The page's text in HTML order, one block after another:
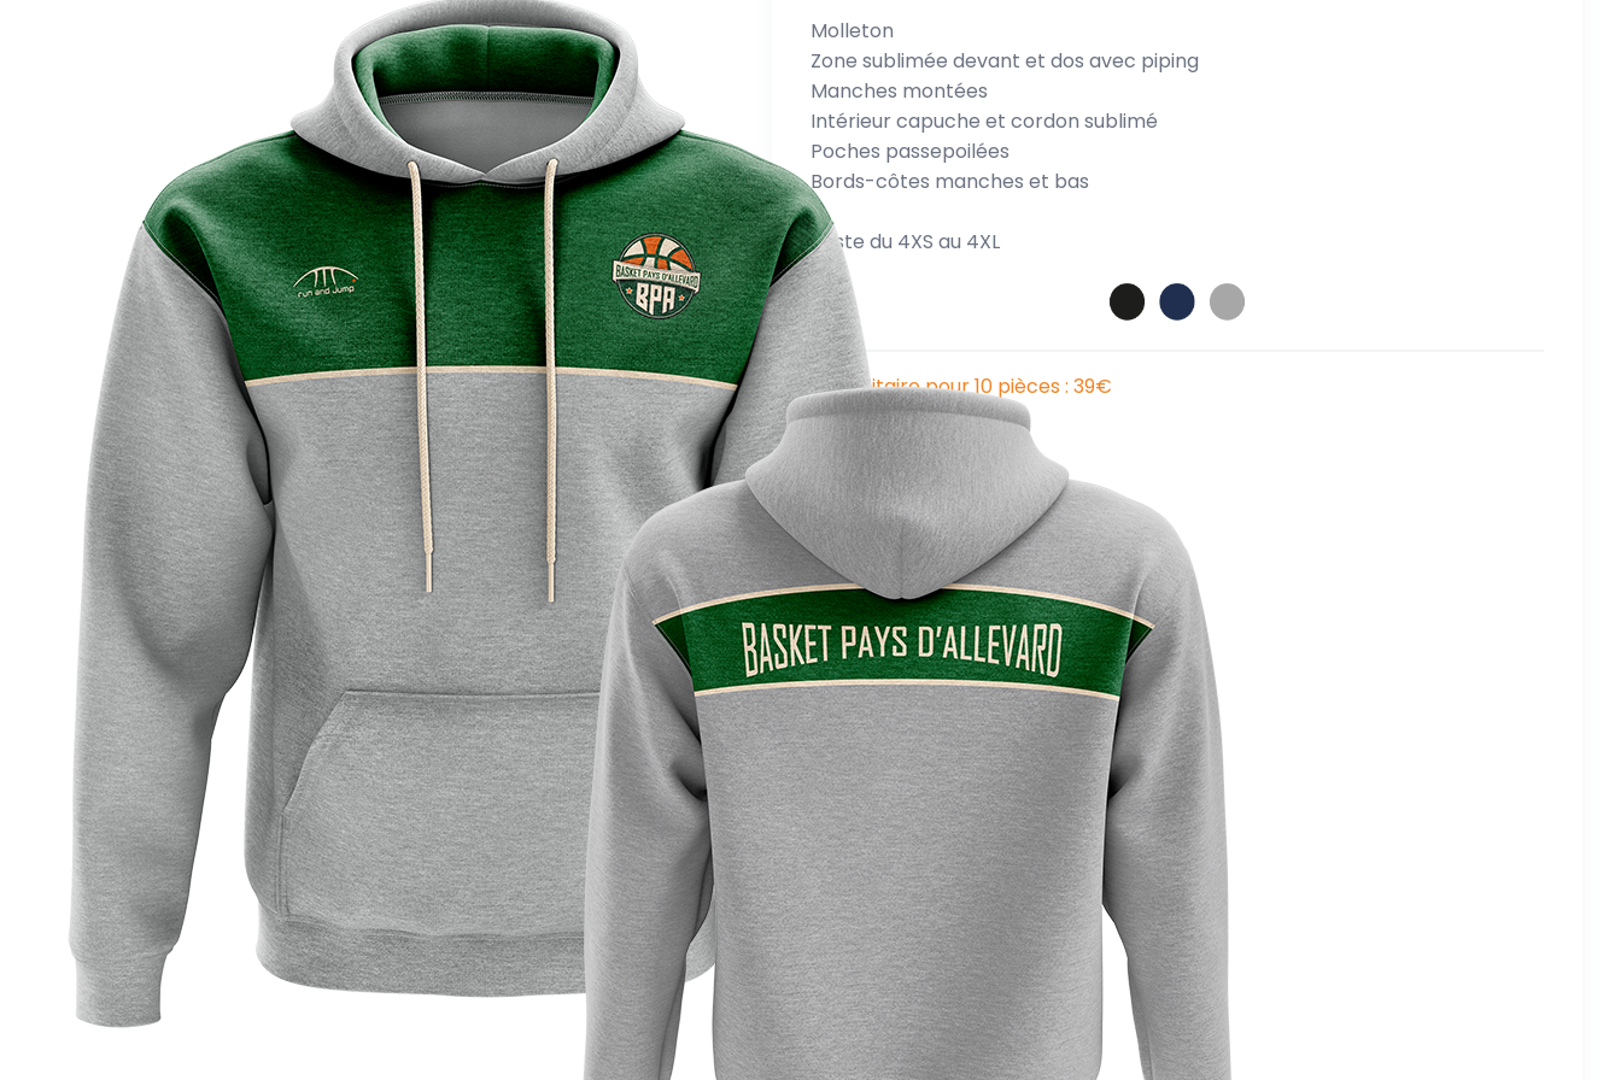
Molleton
Zone sublimée devant et dos avec piping
Manches montées
Intérieur capuche et cordon sublimé
Poches passepoilées
Bords-côtes manches et bas
Existe du 4XS au 4XL
Prix unitaire pour 10 pièces : 39€